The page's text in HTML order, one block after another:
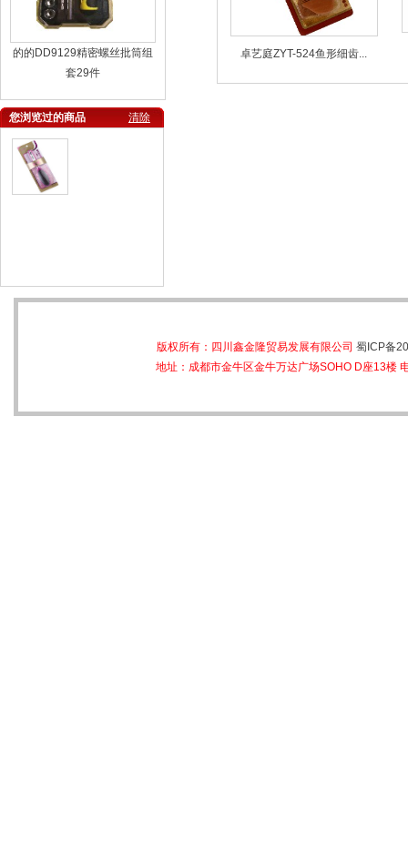
的的DD9129精密螺丝批筒组
套29件
您浏览过的商品 清除
卓艺庭ZYT-524鱼形细齿...
版权所有：四川鑫金隆贸易发展有限公司 蜀ICP备
地址：成都市金牛区金牛万达广场SOHO D座13